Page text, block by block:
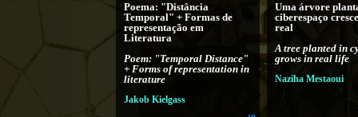
Poema: "Distância
Temporal" + Formas de
representação em
Literatura
Poem: "Temporal Distance"
+ Forms of representation in
literature
Jakob Kielgass
Uma árvore
ciberespaço
real
A tree planted in
grows in real life
Naziha Mestaoui